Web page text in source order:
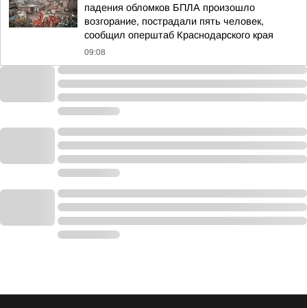
падения обломков БПЛА произошло
возгорание, пострадали пять человек,
сообщил оперштаб Краснодарского края
09:08